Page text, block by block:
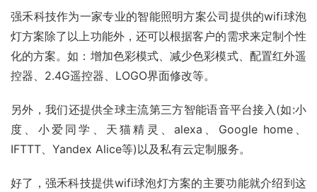
强禾科技作为一家专业的智能照明方案公司提供的wifi球泡
灯方案除了以上功能外，还可以根据客户的需求来定制个性
化的方案。如：增加色彩模式、减少色彩模式、配置红外遥
控器、2.4G遥控器、LOGO界面修改等。
另外，我们还提供全球主流第三方智能语音平台接入(如:小
度、小爱同学、天猫精灵、alexa、Google home、
IFTTT、Yandex Alice等)以及私有云定制服务。
好了，强禾科技提供wifi球泡灯方案的主要功能就介绍到这